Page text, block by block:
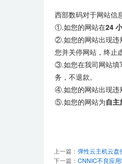
西部数码对于网站信
①.如您的网站在24
②.如您的网站出现违
您并关停网站，终止
③.如您在我司网站填
务，不退款。
④.如您的网站出现违
⑤.如您的网站为自
上一篇： 弹性云主机云盘
下一篇： CNNIC不良应用